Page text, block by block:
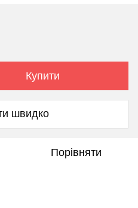
Купити
швидко
Порівняти